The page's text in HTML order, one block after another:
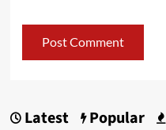
Latest Popular